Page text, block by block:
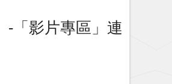
「影片專區」連